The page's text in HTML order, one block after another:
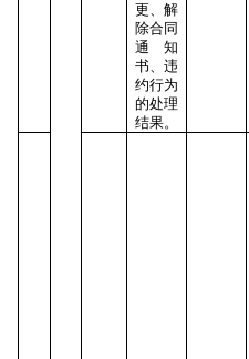
更、解
除合同
通知
书、违
约行为
的处理
结果。